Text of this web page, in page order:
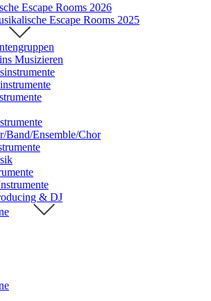
Escape Rooms 2026
Escape Rooms 2025
Musizieren
Band/Ensemble/Chor
& DJ